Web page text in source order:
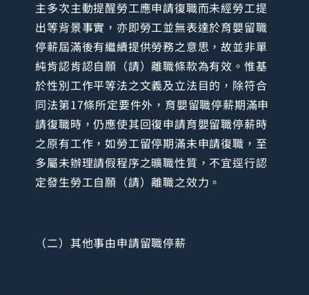
主多次主動提醒勞工應申請復職而未經勞工提
出等背景事實，亦即勞工並無表達於育嬰留職
停薪屆滿後有繼續提供勞務之意思，故並非單
純肯認肯認自願（請）離職條款為有效。惟基
於性別工作平等法之文義及立法目的，除符合
同法第17條所定要件外，育嬰留職停薪期滿申
請復職時，仍應使其回復申請育嬰留職停薪時
之原有工作，如勞工留停期滿未申請復職，至
多屬未辦理請假程序之曠職性質，不宜逕行認
定發生勞工自願（請）離職之效力。
（二）其他事由申請留職停薪